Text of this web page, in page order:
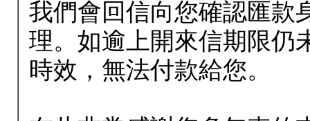
我們會回信向您確認匯款
理。如逾上開來信期限仍
時效，無法付款給您。